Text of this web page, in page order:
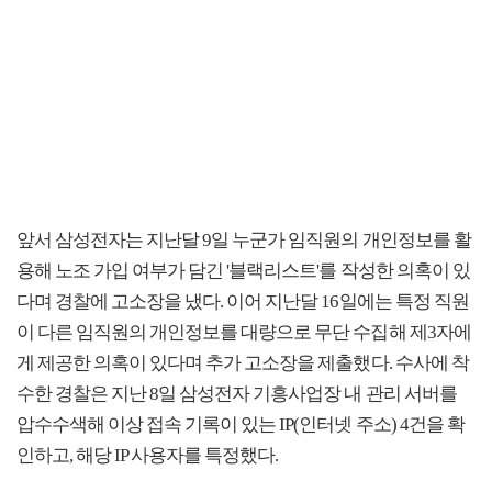
앞서 삼성전자는 지난달 9일 누군가 임직원의 개인정보를 활
용해 노조 가입 여부가 담긴 '블랙리스트'를 작성한 의혹이 있
다며 경찰에 고소장을 냈다. 이어 지난달 16일에는 특정 직원
이 다른 임직원의 개인정보를 대량으로 무단 수집해 제3자에
게 제공한 의혹이 있다며 추가 고소장을 제출했다. 수사에 착
수한 경찰은 지난 8일 삼성전자 기흥사업장 내 관리 서버를
압수수색해 이상 접속 기록이 있는 IP(인터넷 주소) 4건을 확
인하고, 해당 IP 사용자를 특정했다.